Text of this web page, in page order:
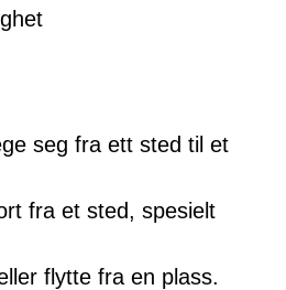
seg fra ett sted til et
fra et sted, spesielt
flytte fra en plass.